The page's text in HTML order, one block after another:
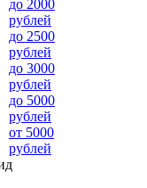
до 2000
рублей
до 2500
рублей
до 3000
рублей
до 5000
рублей
от 5000
рублей